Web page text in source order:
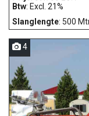
Btw: Excl. 21%
Slanglengte: 500
4